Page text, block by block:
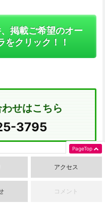
掲載ご希望のオー
をクリック！！
せはこちら
3795
中（杁中スカイタウンA棟
アクセス
コメント
PageTop